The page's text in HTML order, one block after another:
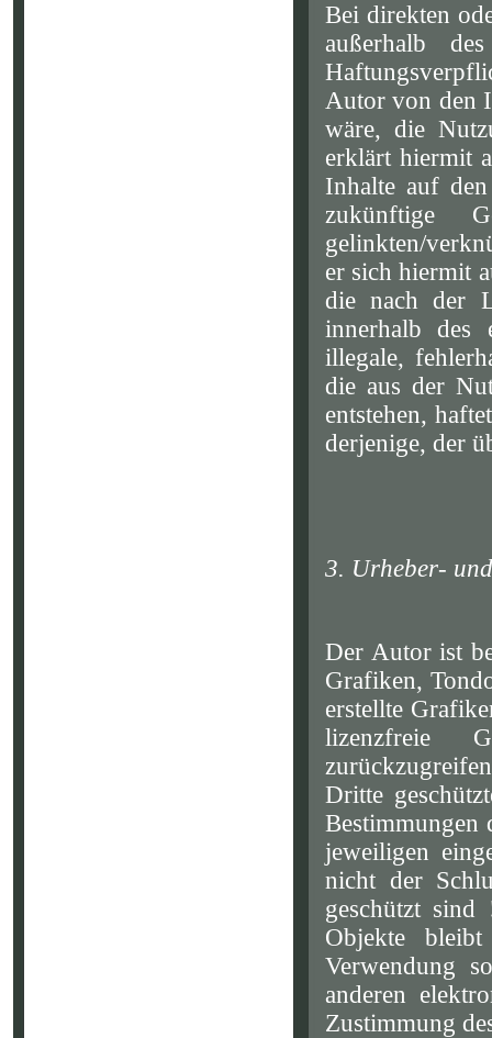
Bei direkten
außerhalb
Autor von den
wäre, die
erklärt hiermit
Inhalte auf
zukünftige
gelinkten/
er sich hiermit
die nach der
innerhalb des
illegale,
die aus der
entstehen,
derjenige, der
3. Urheber-
Der Autor ist
Grafiken,
erstellte
lizenzfreie
Dritte
Bestimmungen
jeweiligen
nicht der
geschützt
Objekte
Verwendung
anderen
Zustimmung